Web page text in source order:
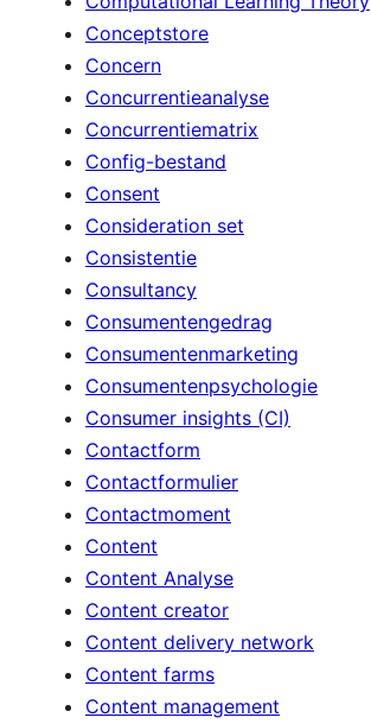
Conceptstore
Concern
Concurrentieanalyse
Concurrentiematrix
Config-bestand
Consent
Consideration set
Consistentie
Consultancy
Consumentengedrag
Consumentenmarketing
Consumentenpsychologie
Consumer insights (CI)
Contactform
Contactformulier
Contactmoment
Content
Content Analyse
Content creator
Content delivery network
Content farms
Content management